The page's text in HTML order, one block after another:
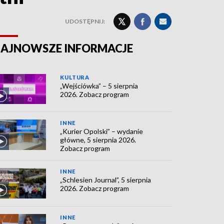
UDOSTĘPNIJ:
INFORMACJE
KULTURA
„Wejściówka” – 5 sierpnia
2026. Zobacz program
INNE
„Kurier Opolski” – wydanie
główne, 5 sierpnia 2026.
Zobacz program
INNE
„Schlesien Journal”, 5 sierpnia
2026. Zobacz program
INNE